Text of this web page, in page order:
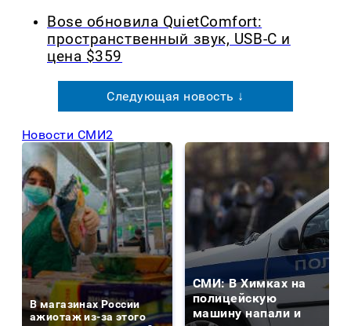
Bose обновила QuietComfort:
пространственный звук, USB-C и
цена $359
Следующая новость ↓
Новости СМИ2
В магазинах России
ажиотаж из-за этого
СМИ: В Химках на
полицейскую
машину напали и